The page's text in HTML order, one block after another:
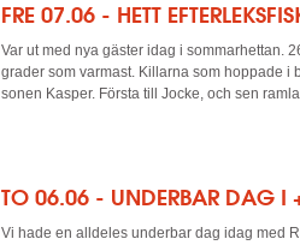
FRE 07.06 - HETT
Var ut med nya gäster idag i sommarhettan.
grader som varmast. Killarna som hoppade i
sonen Kasper. Första till Jocke, och sen
TO 06.06 - UNDERBAR DAG I
Vi hade en alldeles underbar dag idag med